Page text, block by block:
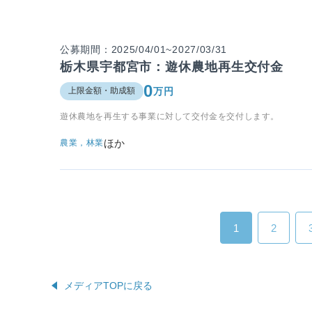
公募期間：2025/04/01~2027/03/31
栃木県宇都宮市：遊休農地再生交付金
上限金額・助成額 0万円
遊休農地を再生する事業に対して交付金を交付します。
農業，林業ほか
1 2
メディアTOPに戻る